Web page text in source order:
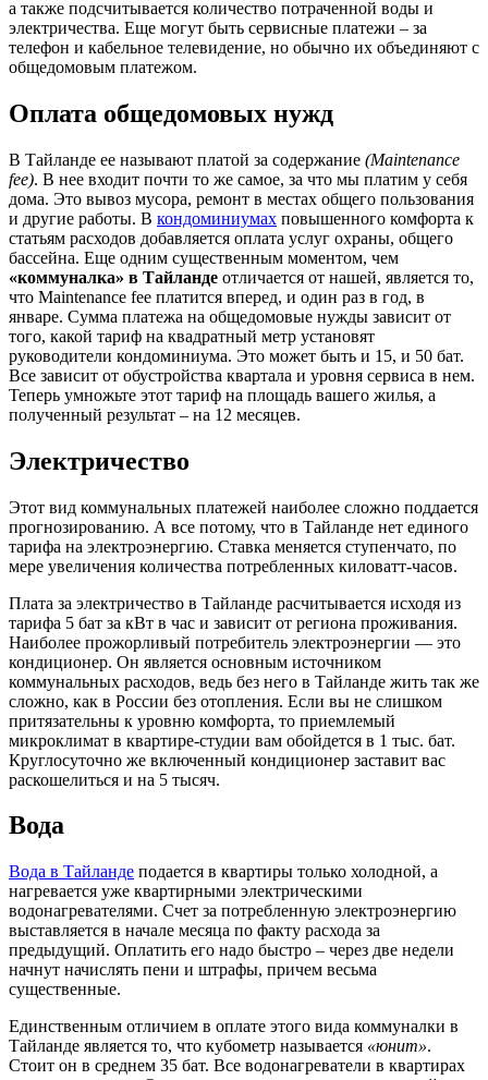
а также подсчитывается количество потраченной воды и
электричества. Еще могут быть сервисные платежи – за
телефон и кабельное телевидение, но обычно их объединяют с
общедомовым платежом.
Оплата общедомовых нужд
В Тайланде ее называют платой за содержание (Maintenance
fee). В нее входит почти то же самое, за что мы платим у себя
дома. Это вывоз мусора, ремонт в местах общего пользования
и другие работы. В кондоминиумах повышенного комфорта к
статьям расходов добавляется оплата услуг охраны, общего
бассейна. Еще одним существенным моментом, чем
«коммуналка» в Тайланде отличается от нашей, является то,
что Maintenance fee платится вперед, и один раз в год, в
январе. Сумма платежа на общедомовые нужды зависит от
того, какой тариф на квадратный метр установят
руководители кондоминиума. Это может быть и 15, и 50 бат.
Все зависит от обустройства квартала и уровня сервиса в нем.
Теперь умножьте этот тариф на площадь вашего жилья, а
полученный результат – на 12 месяцев.
Электричество
Этот вид коммунальных платежей наиболее сложно поддается
прогнозированию. А все потому, что в Тайланде нет единого
тарифа на электроэнергию. Ставка меняется ступенчато, по
мере увеличения количества потребленных киловатт-часов.
Плата за электричество в Тайланде расчитывается исходя из
тарифа 5 бат за кВт в час и зависит от региона проживания.
Наиболее прожорливый потребитель электроэнергии — это
кондиционер. Он является основным источником
коммунальных расходов, ведь без него в Тайланде жить так же
сложно, как в России без отопления. Если вы не слишком
притязательны к уровню комфорта, то приемлемый
микроклимат в квартире-студии вам обойдется в 1 тыс. бат.
Круглосуточно же включенный кондиционер заставит вас
раскошелиться и на 5 тысяч.
Вода
Вода в Тайланде подается в квартиры только холодной, а
нагревается уже квартирными электрическими
водонагревателями. Счет за потребленную электроэнергию
выставляется в начале месяца по факту расхода за
предыдущий. Оплатить его надо быстро – через две недели
начнут начислять пени и штрафы, причем весьма
существенные.
Единственным отличием в оплате этого вида коммуналки в
Тайланде является то, что кубометр называется «юнит».
Стоит он в среднем 35 бат. Все водонагреватели в квартирах